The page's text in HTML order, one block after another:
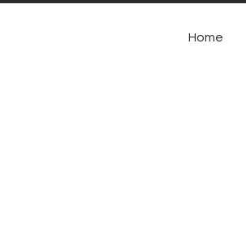
Home